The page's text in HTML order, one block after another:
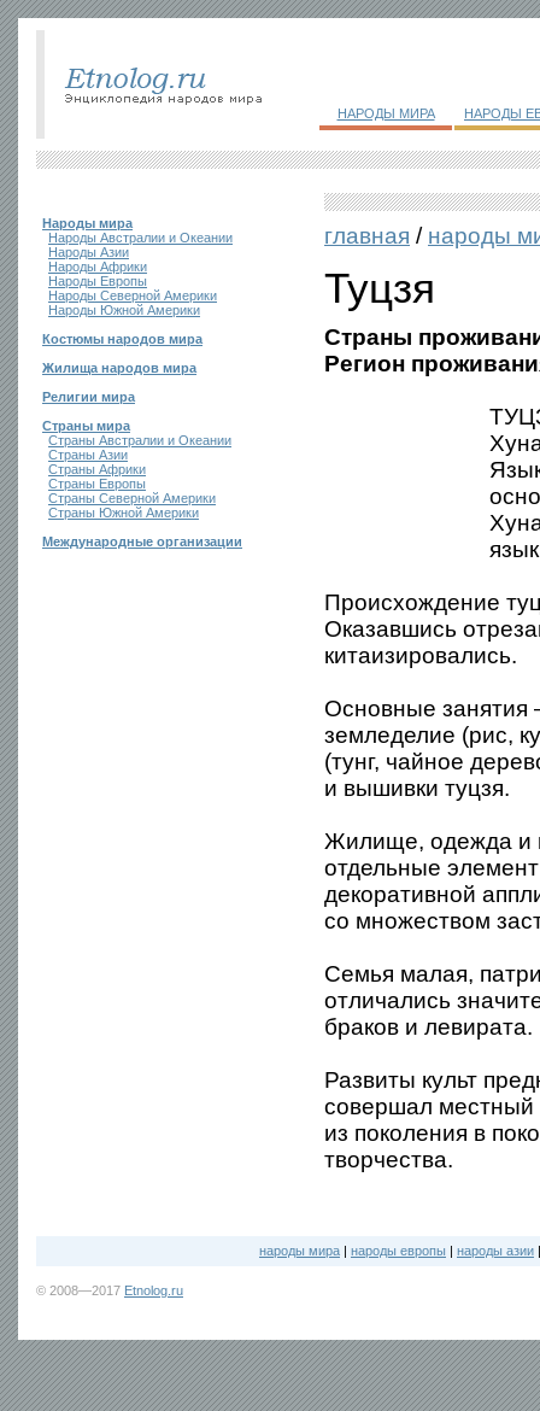
НАРОДЫ МИРА НАРОДЫ
Народы мира
Народы Австралии и Океании
Народы Азии
Народы Африки
Народы Европы
Народы Северной Америки
Народы Южной Америки
Костюмы народов мира
Жилища народов мира
Религии мира
Страны мира
Страны Австралии и Океании
Страны Азии
Страны Африки
Страны Европы
Страны Северной Америки
Страны Южной Америки
Международные организации
главная / народы
Туцзя
Страны
Регион
Происхождение
Оказавшись
китаизировались.
Основные
земледелие (рис,
(тунг, чайное
и вышивки туцзя.
Жилище, одежда и
отдельные
декоративной
со множеством
Семья малая,
отличались
браков и левирата.
Развиты культ
совершал местный
из поколения в
творчества.
народы мира | народы европы | народы азии
© 2008—2017 Etnolog.ru